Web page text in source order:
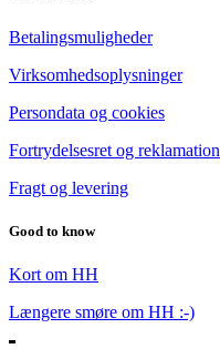
Betalingsmuligheder
Virksomhedsoplysninger
Persondata og cookies
Fortrydelsesret og reklamation
Fragt og levering
Good to know
Kort om HH
Længere smøre om HH :-)